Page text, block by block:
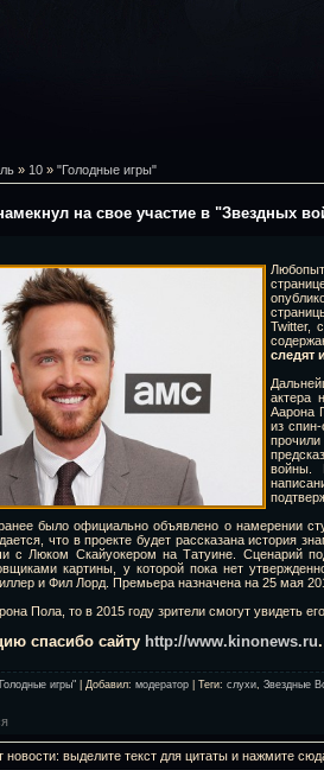
» 10 » "Голодные игры"
на свое участие в "Звездных
Twitter,
следят
актера
Аарона
из
войны.
было официально объявлено о намерении
что в проекте будет рассказана история
с Люком Скайуокером на Татуине. Сценарий
картины, у которой пока нет
и Фил Лорд. Премьера назначена на 25 мая
Пола, то в 2015 году зрители смогут увидеть
спасибо сайту http://www.kinonews.ru.
игры" Добавил: модератор Теги: слухи Звездные
новости: выделите текст для цитаты и нажмите